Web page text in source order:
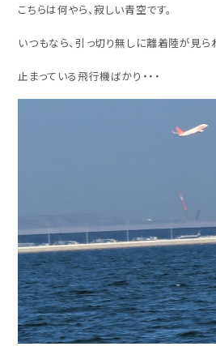
こちらは何やら、寂しい青空です。
いつもなら、引っ切り無しに離着陸が見ら
止まっている飛行機ばかり・・・